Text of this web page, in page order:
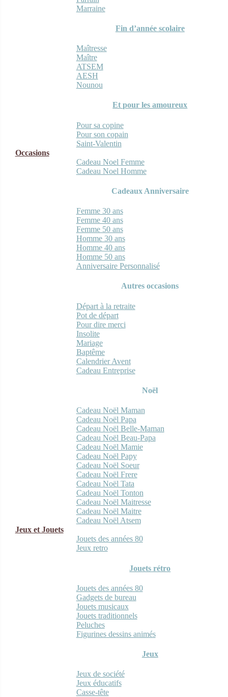
Marraine
Fin d’année scolaire
Maîtresse
Maître
ATSEM
AESH
Nounou
Et pour les amoureux
Pour sa copine
Pour son copain
Saint-Valentin
Occasions
Cadeau Noel Femme
Cadeau Noel Homme
Cadeaux Anniversaire
Femme 30 ans
Femme 40 ans
Femme 50 ans
Homme 30 ans
Homme 40 ans
Homme 50 ans
Anniversaire Personnalisé
Autres occasions
Départ à la retraite
Pot de départ
Pour dire merci
Insolite
Mariage
Baptême
Calendrier Avent
Cadeau Entreprise
Noël
Cadeau Noël Maman
Cadeau Noël Papa
Cadeau Noël Belle-Maman
Cadeau Noël Beau-Papa
Cadeau Noël Mamie
Cadeau Noël Papy
Cadeau Noël Soeur
Cadeau Noël Frere
Cadeau Noël Tata
Cadeau Noël Tonton
Cadeau Noël Maitresse
Cadeau Noël Maitre
Cadeau Noël Atsem
Jeux et Jouets
Jouets des années 80
Jeux retro
Jouets rétro
Jouets des années 80
Gadgets de bureau
Jouets musicaux
Jouets traditionnels
Peluches
Figurines dessins animés
Jeux
Jeux de société
Jeux éducatifs
Casse-tête